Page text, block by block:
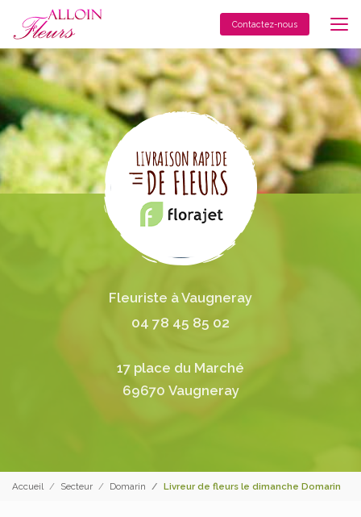
contenu
principal
Contactez-nous
Fleuriste à Vaugneray
04 78 45 85 02
17 place du Marché
69670 Vaugneray
Accueil Secteur Domarin Livreur de fleurs le dimanche Domarin